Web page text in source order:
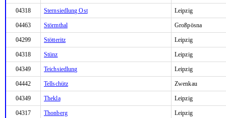
04318 Sternsiedlung Ost Leipzig
04463 Störmthal Großpösna
04299 Stötteritz Leipzig
04318 Stünz Leipzig
04349 Teichsiedlung Leipzig
04442 Tellschütz Zwenkau
04349 Thekla Leipzig
04317 Thonberg Leipzig